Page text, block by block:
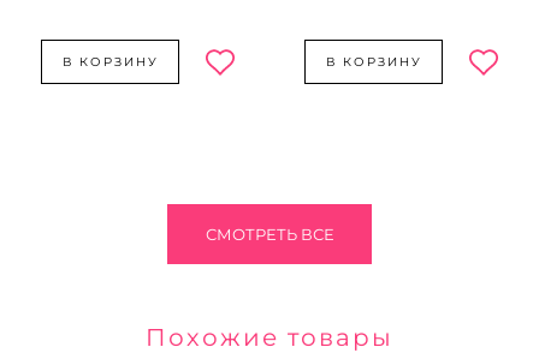
В КОРЗИНУ В КОРЗИНУ
СМОТРЕТЬ ВСЕ
Похожие товары